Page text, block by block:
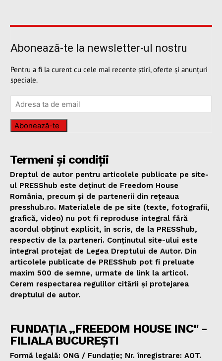
Abonează-te la newsletter-ul nostru
Pentru a fi la curent cu cele mai recente știri, oferte și anunțuri
speciale.
Abonează-te
Termeni și condiții
Dreptul de autor pentru articolele publicate pe site-
ul PRESShub este deținut de Freedom House
România, precum și de partenerii din rețeaua
presshub.ro. Materialele de pe site (texte, fotografii,
grafică, video) nu pot fi reproduse integral fără
acordul obținut explicit, în scris, de la PRESShub,
respectiv de la parteneri. Conținutul site-ului este
integral protejat de Legea Dreptului de Autor. Din
articolele publicate de PRESShub pot fi preluate
maxim 500 de semne, urmate de link la articol.
Cerem respectarea regulilor citării și protejarea
dreptului de autor.
FUNDAȚIA „FREEDOM HOUSE INC" -
FILIALA BUCUREȘTI
Formă legală: ONG / Fundație; Nr. înregistrare: AOT.